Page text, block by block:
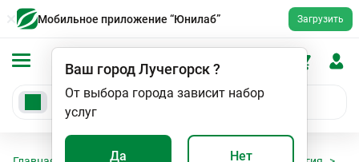
Мобильное приложение “Юнилаб” Загрузить
Ваш городЛучегорск?
От выбора города зависит набор
услуг
Да Нет